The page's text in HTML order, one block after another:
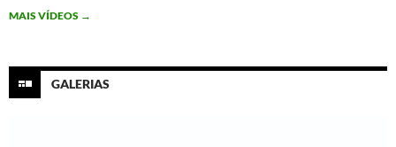
k
n
MAIS VÍDEOS →
GALERIAS